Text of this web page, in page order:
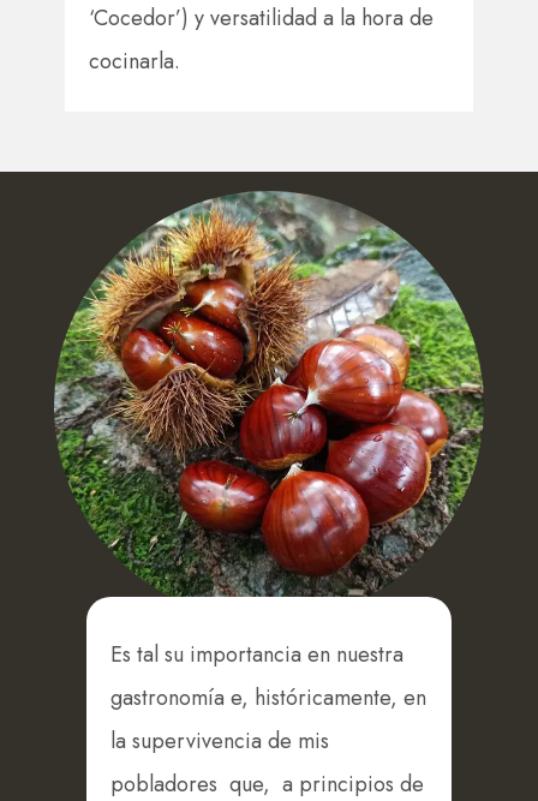
‘Cocedor’) y versatilidad a la hora de
cocinarla.
Es tal su importancia en nuestra
gastronomía e, históricamente, en
la supervivencia de mis
pobladores que, a principios de